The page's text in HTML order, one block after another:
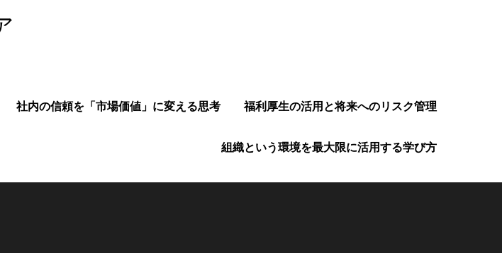
社内の信頼を「市場価値」に変える思考 福利厚生の活用と将来へのリスク管理
組織という環境を最大限に活用する学び方